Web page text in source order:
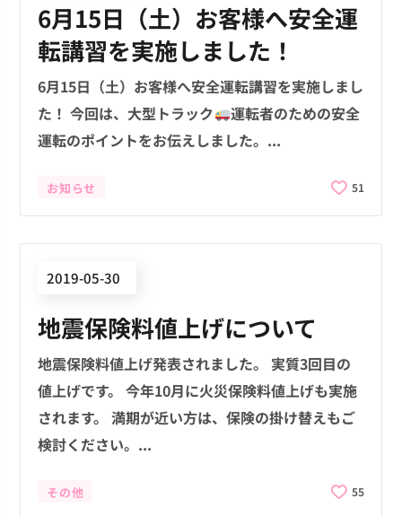
6月15日（土）お客様へ安全運
転講習を実施しました！
6月15日（土）お客様へ安全運転講習を実施しまし
た！ 今回は、大型トラック
運転者のための安全
運転のポイントをお伝えしました。...
お知らせ 51
2019-05-30
地震保険料値上げについて
地震保険料値上げ発表されました。 実質3回目の
値上げです。 今年10月に火災保険料値上げも実施
されます。 満期が近い方は、保険の掛け替えもご
検討ください。...
その他 55